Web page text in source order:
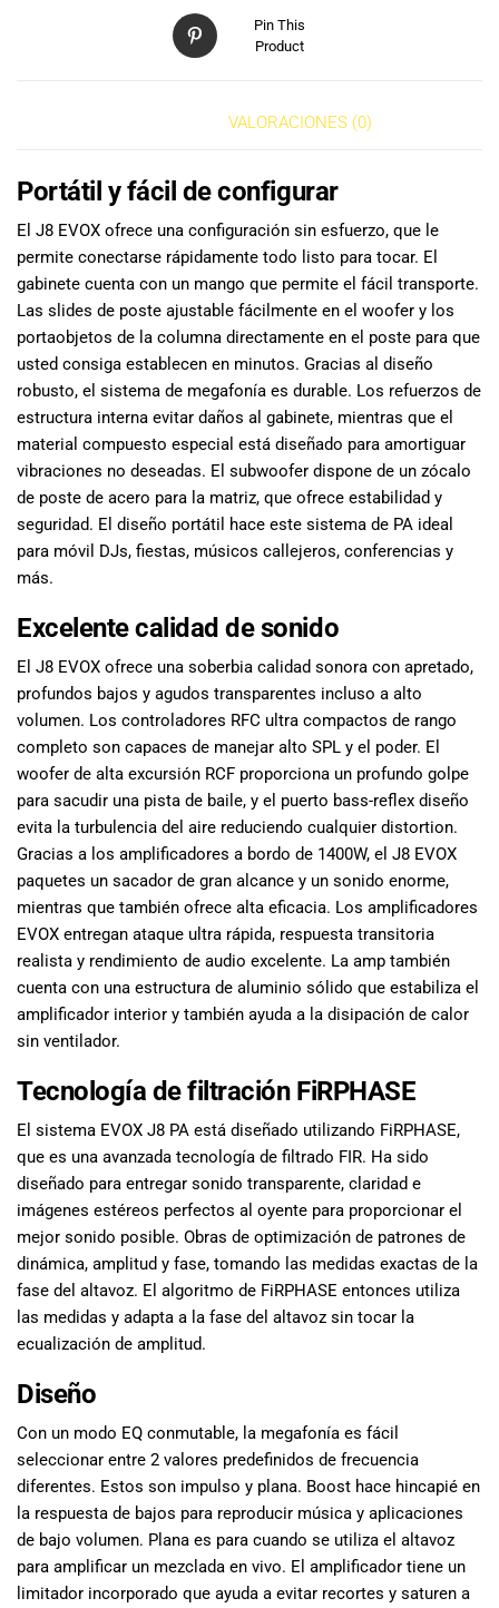
Pin This
Product
VALORACIONES (0)
Portátil y fácil de configurar
El J8 EVOX ofrece una configuración sin esfuerzo, que le
permite conectarse rápidamente todo listo para tocar. El
gabinete cuenta con un mango que permite el fácil transporte.
Las slides de poste ajustable fácilmente en el woofer y los
portaobjetos de la columna directamente en el poste para que
usted consiga establecen en minutos. Gracias al diseño
robusto, el sistema de megafonía es durable. Los refuerzos de
estructura interna evitar daños al gabinete, mientras que el
material compuesto especial está diseñado para amortiguar
vibraciones no deseadas. El subwoofer dispone de un zócalo
de poste de acero para la matriz, que ofrece estabilidad y
seguridad. El diseño portátil hace este sistema de PA ideal
para móvil DJs, fiestas, músicos callejeros, conferencias y
más.
Excelente calidad de sonido
El J8 EVOX ofrece una soberbia calidad sonora con apretado,
profundos bajos y agudos transparentes incluso a alto
volumen. Los controladores RFC ultra compactos de rango
completo son capaces de manejar alto SPL y el poder. El
woofer de alta excursión RCF proporciona un profundo golpe
para sacudir una pista de baile, y el puerto bass-reflex diseño
evita la turbulencia del aire reduciendo cualquier distortion.
Gracias a los amplificadores a bordo de 1400W, el J8 EVOX
paquetes un sacador de gran alcance y un sonido enorme,
mientras que también ofrece alta eficacia. Los amplificadores
EVOX entregan ataque ultra rápida, respuesta transitoria
realista y rendimiento de audio excelente. La amp también
cuenta con una estructura de aluminio sólido que estabiliza el
amplificador interior y también ayuda a la disipación de calor
sin ventilador.
Tecnología de filtración FiRPHASE
El sistema EVOX J8 PA está diseñado utilizando FiRPHASE,
que es una avanzada tecnología de filtrado FIR. Ha sido
diseñado para entregar sonido transparente, claridad e
imágenes estéreos perfectos al oyente para proporcionar el
mejor sonido posible. Obras de optimización de patrones de
dinámica, amplitud y fase, tomando las medidas exactas de la
fase del altavoz. El algoritmo de FiRPHASE entonces utiliza
las medidas y adapta a la fase del altavoz sin tocar la
ecualización de amplitud.
Diseño
Con un modo EQ conmutable, la megafonía es fácil
seleccionar entre 2 valores predefinidos de frecuencia
diferentes. Estos son impulso y plana. Boost hace hincapié en
la respuesta de bajos para reproducir música y aplicaciones
de bajo volumen. Plana es para cuando se utiliza el altavoz
para amplificar un mezclada en vivo. El amplificador tiene un
limitador incorporado que ayuda a evitar recortes y saturen a